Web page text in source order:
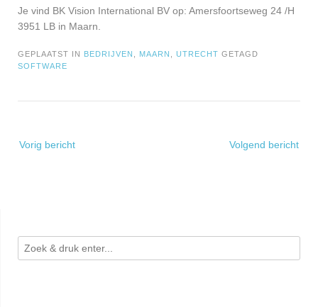
Je vind BK Vision International BV op: Amersfoortseweg 24 /H
3951 LB in Maarn.
GEPLAATST IN BEDRIJVEN MAARN UTRECHT GETAGD
SOFTWARE
navigatie
Vorig bericht Volgend bericht